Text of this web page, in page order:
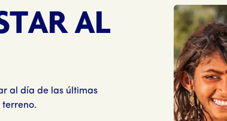
AL
al día de las últimas
terreno.